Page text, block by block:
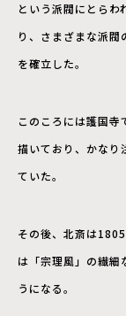
という派閥にとらわ
り、さまざまな派
を確立した。
このころには護国
描いており、かなり
ていた。
その後、北斎は
は「宗理風」の繊細
うになる。